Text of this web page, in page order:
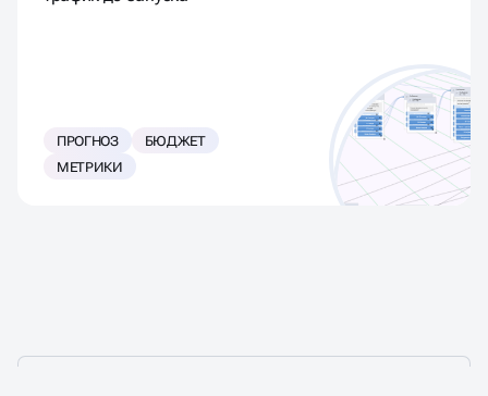
ПРОГНОЗ
БЮДЖЕТ
МЕТРИКИ